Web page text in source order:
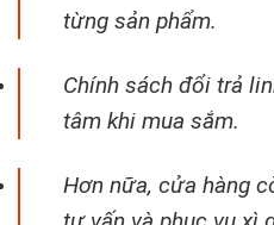
từng sản phẩm.
Chính sách đổi trả
tâm khi mua sắm.
Hơn nữa, cửa hàng